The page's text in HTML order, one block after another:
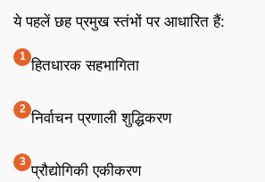
ये पहलें छह प्रमुख स्तंभों पर आधारित हैं:
हितधारक सहभागिता
निर्वाचन प्रणाली शुद्धिकरण
प्रौद्योगिकी एकीकरण